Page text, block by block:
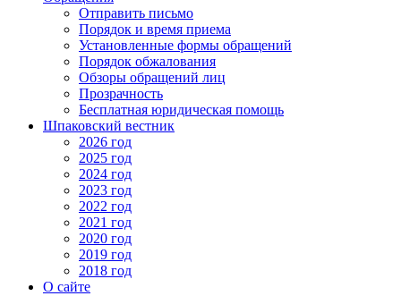
Отправить письмо
Порядок и время приема
Установленные формы обращений
Порядок обжалования
Обзоры обращений лиц
Прозрачность
Бесплатная юридическая помощь
Шпаковский вестник
2026 год
2025 год
2024 год
2023 год
2022 год
2021 год
2020 год
2019 год
2018 год
О сайте